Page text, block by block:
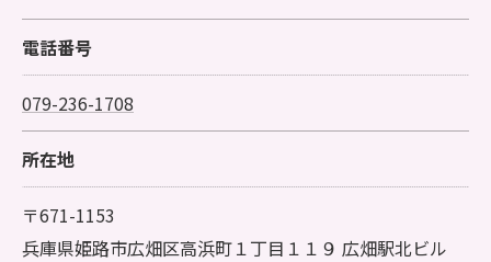
電話番号
079-236-1708
所在地
〒671-1153
兵庫県姫路市広畑区高浜町１丁目１１９ 広畑駅北ビル